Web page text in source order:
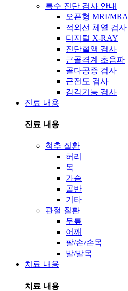
특수 진단 검사 안내
오픈형 MRI/MRA
적외선 체열 검사
디지털 X-RAY
진단혈액 검사
근골격계 초음파
골다공증 검사
근전도 검사
감각기능 검사
진료 내용
진료 내용
척추 질환
허리
목
가슴
골반
기타
관절 질환
무릎
어깨
팔/손/손목
발/발목
치료 내용
치료 내용